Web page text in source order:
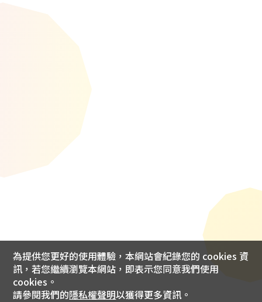
為提供您更好的使用體驗，本網站會紀錄您的 cookies 資
訊，若您繼續瀏覽本網站，即表示您同意我們使用
cookies。
請參閱我們的隱私權聲明以獲得更多資訊。